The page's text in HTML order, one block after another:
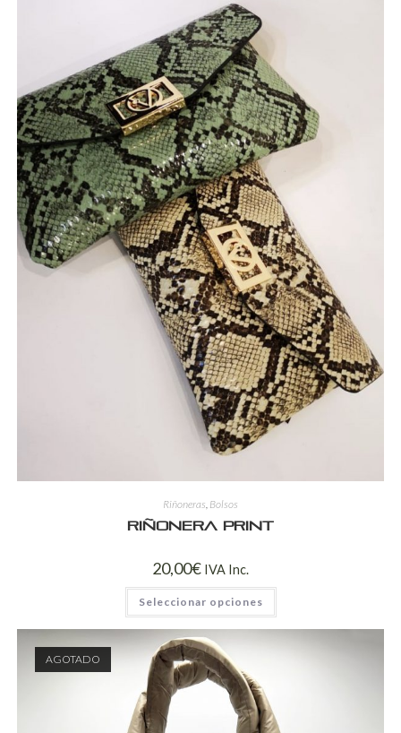
Riñoneras, Bolsos
Riñonera print
20,00€ IVA Inc.
Seleccionar opciones
AGOTADO